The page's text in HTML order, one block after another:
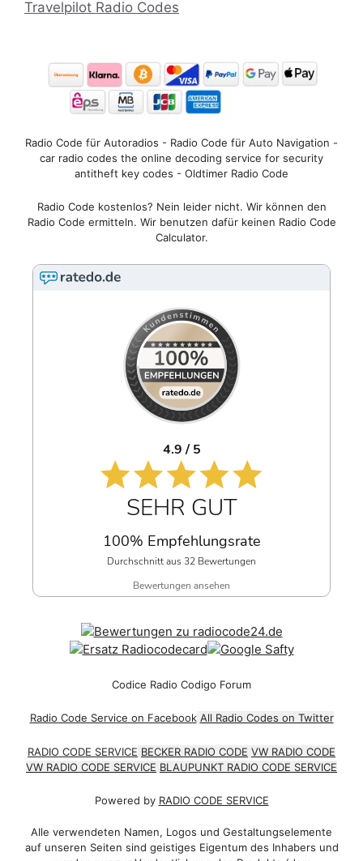
Travelpilot Radio Codes
Radio Code für Autoradios - Radio Code für Auto Navigation -
car radio codes the online decoding service for security
antitheft key codes - Oldtimer Radio Code
Radio Code kostenlos? Nein leider nicht. Wir können den
Radio Code ermitteln. Wir benutzen dafür keinen Radio Code
Calculator.
4.9 / 5
SEHR GUT
100% Empfehlungsrate
Durchschnitt aus 32 Bewertungen
Bewertungen ansehen
Codice Radio Codigo Forum
Radio Code Service on Facebook All Radio Codes on Twitter
RADIO CODE SERVICE BECKER RADIO CODE VW RADIO CODE
VW RADIO CODE SERVICE BLAUPUNKT RADIO CODE SERVICE
Powered by RADIO CODE SERVICE
Alle verwendeten Namen, Logos und Gestaltungselemente
auf unseren Seiten sind geistiges Eigentum des Inhabers und